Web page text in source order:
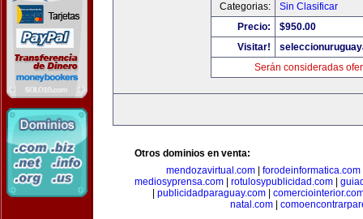
Categorias:
Sin Clasificar
Precio:
$950.00
Visitar!
Serán consideradas
Otros dominios en venta:
mendozavirtual.com| forodeinformatica.com
mediosyprensa.com
rotulosypublicidad.com
publicidadparaguay.com
natal.com|